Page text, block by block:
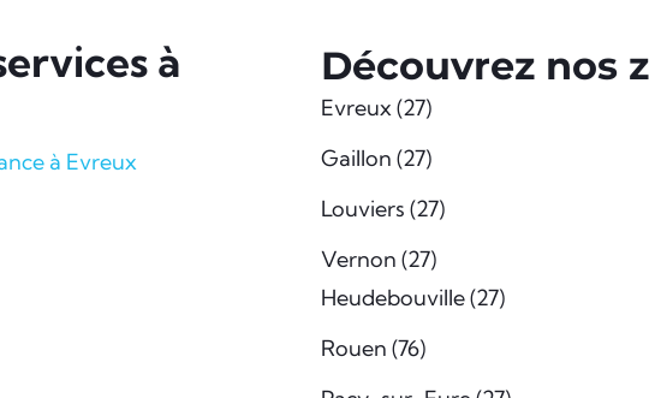
à
à Evreux
Découvrez nos
Evreux (27)
Gaillon (27)
Louviers (27)
Vernon (27)
Heudebouville (27)
Rouen (76)